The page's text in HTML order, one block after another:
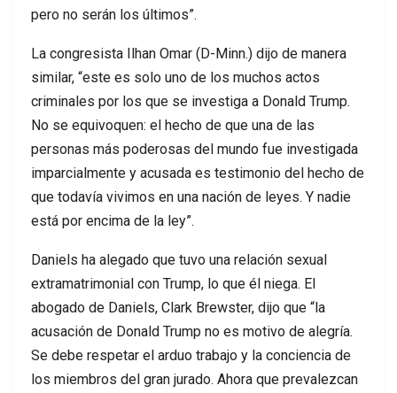
pero no serán los últimos”.
La congresista Ilhan Omar (D-Minn.) dijo de manera
similar, “este es solo uno de los muchos actos
criminales por los que se investiga a Donald Trump.
No se equivoquen: el hecho de que una de las
personas más poderosas del mundo fue investigada
imparcialmente y acusada es testimonio del hecho de
que todavía vivimos en una nación de leyes. Y nadie
está por encima de la ley”.
Daniels ha alegado que tuvo una relación sexual
extramatrimonial con Trump, lo que él niega. El
abogado de Daniels, Clark Brewster, dijo que “la
acusación de Donald Trump no es motivo de alegría.
Se debe respetar el arduo trabajo y la conciencia de
los miembros del gran jurado. Ahora que prevalezcan